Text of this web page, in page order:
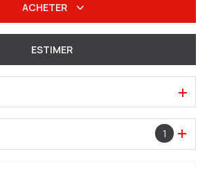
ACHETER
ESTIMER
1